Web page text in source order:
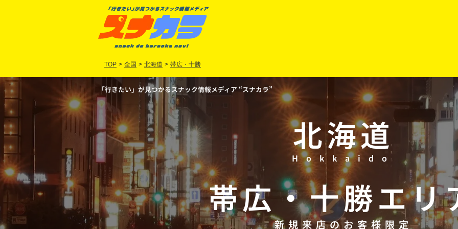
TOP > 全国 > 北海道 > 帯広・十勝
「行きたい」が見つかるスナック情報メディア “スナカラ”
北海道
Hokkaido
帯広・十勝エリ
新規来店のお客様限定